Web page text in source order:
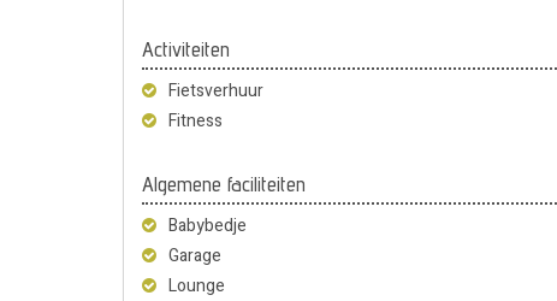
Activiteiten
Fietsverhuur
Fitness
Algemene faciliteiten
Babybedje
Garage
Lounge